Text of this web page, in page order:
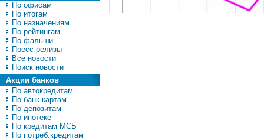
По офисам
По итогам
По назначениям
По рейтингам
По фальши
Пресс-релизы
Все новости
Поиск новости
Акции банков
По автокредитам
По банк.картам
По депозитам
По ипотеке
По кредитам МСБ
По потреб.кредитам